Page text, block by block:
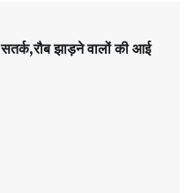
झाड़ने वालों की आई